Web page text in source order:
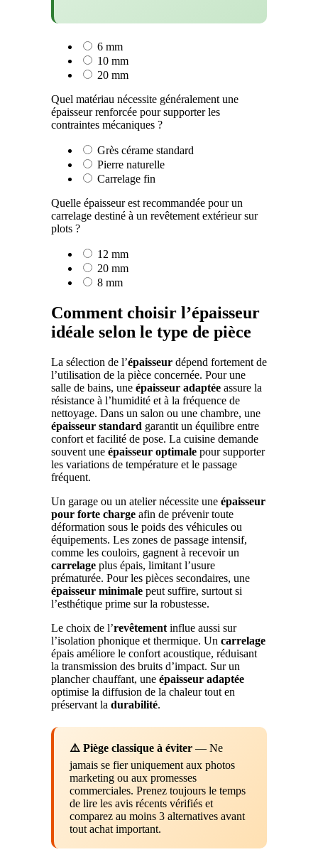
6 mm
10 mm
20 mm
Quel matériau nécessite généralement une
épaisseur renforcée pour supporter les
contraintes mécaniques ?
Grès cérame standard
Pierre naturelle
Carrelage fin
Quelle épaisseur est recommandée pour un
carrelage destiné à un revêtement extérieur sur
plots ?
12 mm
20 mm
8 mm
Comment choisir l’épaisseur
idéale selon le type de pièce
La sélection de l’épaisseur dépend fortement de
l’utilisation de la pièce concernée. Pour une
salle de bains, une épaisseur adaptée assure la
résistance à l’humidité et à la fréquence de
nettoyage. Dans un salon ou une chambre, une
épaisseur standard garantit un équilibre entre
confort et facilité de pose. La cuisine demande
souvent une épaisseur optimale pour supporter
les variations de température et le passage
fréquent.
Un garage ou un atelier nécessite une épaisseur
pour forte charge afin de prévenir toute
déformation sous le poids des véhicules ou
équipements. Les zones de passage intensif,
comme les couloirs, gagnent à recevoir un
carrelage plus épais, limitant l’usure
prématurée. Pour les pièces secondaires, une
épaisseur minimale peut suffire, surtout si
l’esthétique prime sur la robustesse.
Le choix de l’revêtement influe aussi sur
l’isolation phonique et thermique. Un carrelage
épais améliore le confort acoustique, réduisant
la transmission des bruits d’impact. Sur un
plancher chauffant, une épaisseur adaptée
optimise la diffusion de la chaleur tout en
préservant la durabilité.
⚠️ Piège classique à éviter — Ne
jamais se fier uniquement aux photos
marketing ou aux promesses
commerciales. Prenez toujours le temps
de lire les avis récents vérifiés et
comparez au moins 3 alternatives avant
tout achat important.